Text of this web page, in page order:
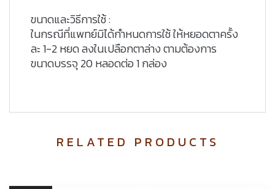
ขนาดและวิธีการใช้ :
ในกรณีที่แพทย์มิได้กำหนดการใช้ ให้หยอดตาครั้ง
ละ 1-2 หยด ลงในเปลือกตาล่าง ตามต้องการ
ขนาดบรรจุ 20 หลอดต่อ 1 กล่อง
RELATED PRODUCTS